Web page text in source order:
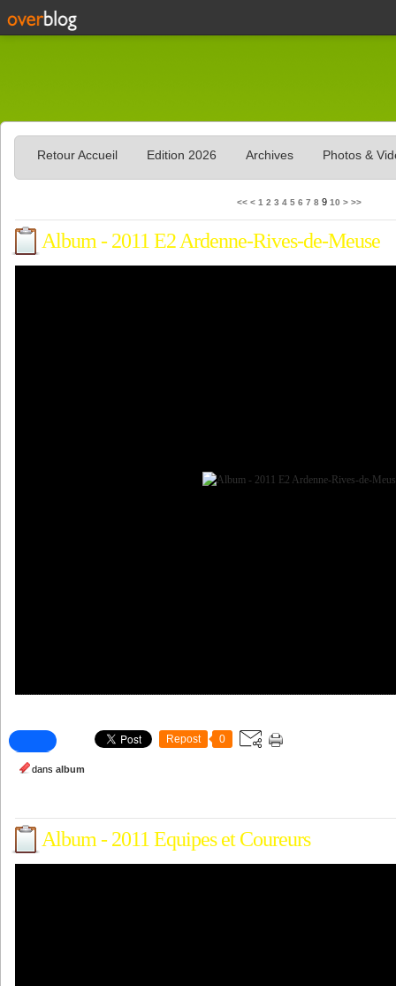
Retour Accueil Edition 2026 Archives Photos &
<< < 1 2 3 4 5 6 7 8 9 10 > >>
Album - 2011 E2 Ardenne-Rives-de-Meuse
Repost 0
dans album
Album - 2011 Equipes et Coureurs